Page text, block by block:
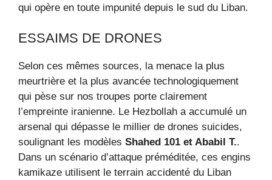
qui opère en toute impunité depuis le sud du Liban.
ESSAIMS DE DRONES
Selon ces mêmes sources, la menace la plus
meurtrière et la plus avancée technologiquement
qui pèse sur nos troupes porte clairement
l’empreinte iranienne. Le Hezbollah a accumulé un
arsenal qui dépasse le millier de drones suicides,
soulignant les modèles Shahed 101 et Ababil T..
Dans un scénario d’attaque préméditée, ces engins
kamikaze utilisent le terrain accidenté du Liban